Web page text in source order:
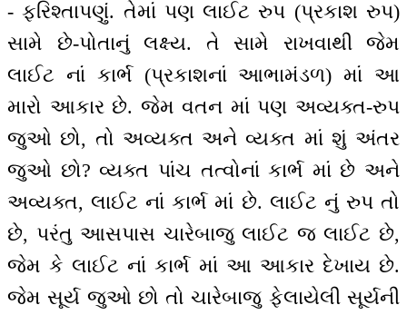
- ફરિશ્તાપણું. તેમાં પણ લાઈટ રુપ (પ્રકાશ રુપ)
સામે છે-પોતાનું લક્ષ્ય. તે સામે રાખવાથી જેમ
લાઈટ નાં કાર્ભ (પ્રકાશનાં આભામંડળ) માં આ
મારો આકાર છે. જેમ વતન માં પણ અવ્યક્ત-રુપ
જુઓ છો, તો અવ્યક્ત અને વ્યક્ત માં શું અંતર
જુઓ છો? વ્યક્ત પાંચ તત્વોનાં કાર્ભ માં છે અને
અવ્યક્ત, લાઈટ નાં કાર્ભ માં છે. લાઈટ નું રુપ તો
છે, પરંતુ આસપાસ ચારેબાજુ લાઈટ જ લાઈટ છે,
જેમ કે લાઈટ નાં કાર્ભ માં આ આકાર દેખાય છે.
જેમ સૂર્ય જુઓ છો તો ચારેબાજુ ફેલાયેલી સૂર્યની